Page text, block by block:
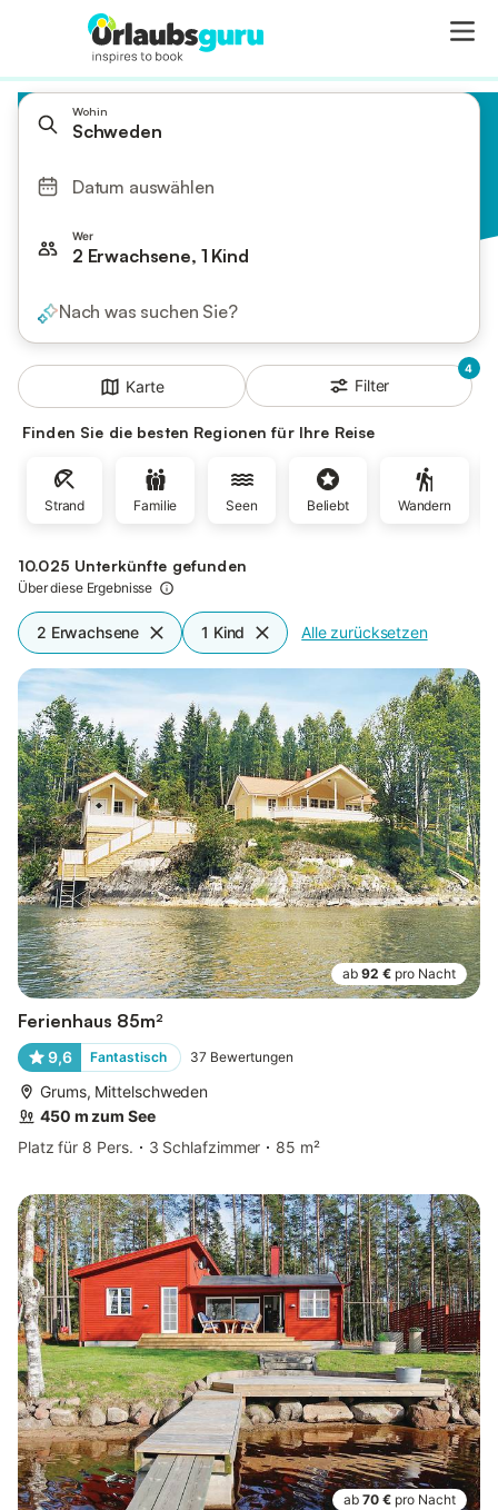
Wohin
Schweden
Datum auswählen
Wer
2 Erwachsene, 1 Kind
Nach was suchen Sie?
Karte
4
Filter
Finden Sie die besten Regionen für Ihre Reise
Strand Familie Seen Beliebt Wandern
10.025 Unterkünfte gefunden
Über diese Ergebnisse
2 Erwachsene 1 Kind Alle zurücksetzen
ab 92 € pro Nacht
Ferienhaus 85m²
9,6 Fantastisch 37 Bewertungen
Grums, Mittelschweden
450 m zum See
Platz für 8 Pers.
3 Schlafzimmer 85 m²
ab 70 € pro Nacht